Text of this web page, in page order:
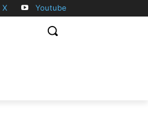
X Youtube